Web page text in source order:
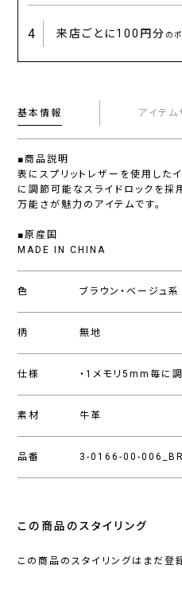
4 来店ごとに100円分 の
基本情報 アイテム
■商品説明
表にスプリットレザーを使用した
に調節可能なスライドロックを採
万能さが魅力のアイテムです。
■原産国
MADE IN CHINA
色 ブラウン・ベージュ系
柄 無地
仕様 ・1メモリ5mm毎に
素材 牛革
品番 3-0166-00-
この商品のスタイリング
この商品のスタイリングはまだ登